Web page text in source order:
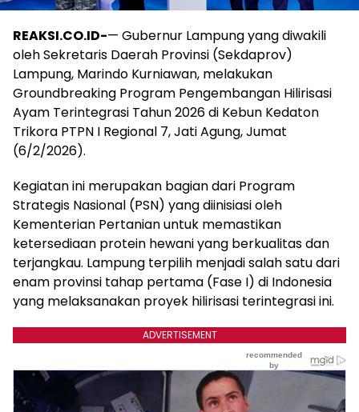
REAKSI.CO.ID-— Gubernur Lampung yang diwakili
oleh Sekretaris Daerah Provinsi (Sekdaprov)
Lampung, Marindo Kurniawan, melakukan
Groundbreaking Program Pengembangan Hilirisasi
Ayam Terintegrasi Tahun 2026 di Kebun Kedaton
Trikora PTPN I Regional 7, Jati Agung, Jumat
(6/2/2026).
​Kegiatan ini merupakan bagian dari Program
Strategis Nasional (PSN) yang diinisiasi oleh
Kementerian Pertanian untuk memastikan
ketersediaan protein hewani yang berkualitas dan
terjangkau. Lampung terpilih menjadi salah satu dari
enam provinsi tahap pertama (Fase I) di Indonesia
yang melaksanakan proyek hilirisasi terintegrasi ini.
ADVERTISEMENT